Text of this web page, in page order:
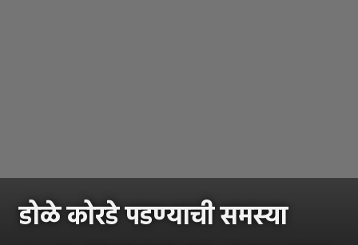
डोळे कोरडे पडण्याची समस्या